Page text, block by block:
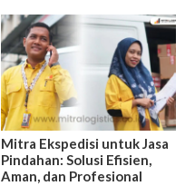
Mitra Ekspedisi untuk Jasa
Pindahan: Solusi Efisien,
Aman, dan Profesional